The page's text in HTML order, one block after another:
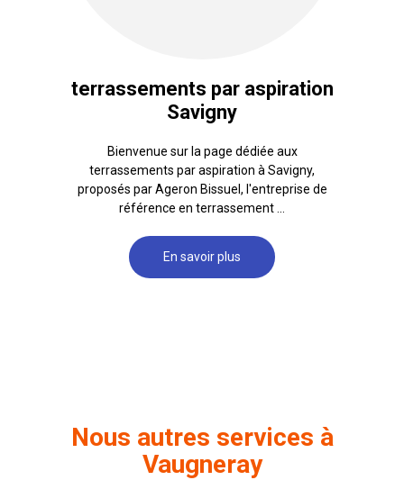
terrassements par aspiration
Savigny
Bienvenue sur la page dédiée aux
terrassements par aspiration à Savigny,
proposés par Ageron Bissuel, l'entreprise de
référence en terrassement ...
En savoir plus
Nous autres services à
Vaugneray